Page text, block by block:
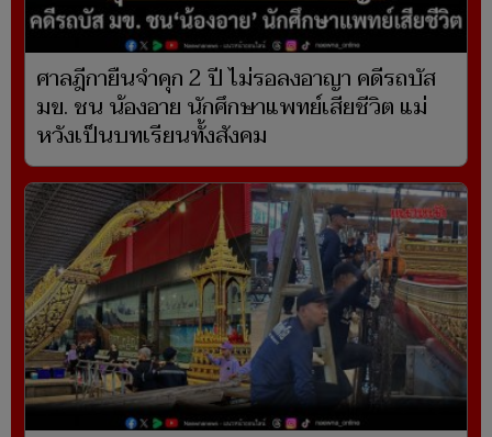
ศาลฎีกายืนจำคุก 2 ปี ไม่รอลงอาญา คดีรถบัส
มข. ชน น้องอาย นักศึกษาแพทย์เสียชีวิต แม่
หวังเป็นบทเรียนทั้งสังคม